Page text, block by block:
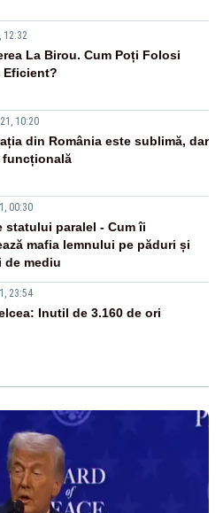
12:32
La Birou. Cum Poți Folosi
Eficient?
10:20
din România este sublimă, dar
funcțională
00:30
statului paralel - Cum îi
mafia lemnului pe păduri și
de mediu
23:54
Inutil de 3.160 de ori